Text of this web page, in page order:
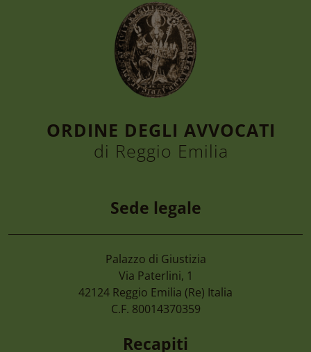
7 Agosto 2026
Camera Di Commercio Emilia –
Di Imprese Non Più Operative
ORDINE DEGLI AVVOCATI
di Reggio Emilia
Sede legale
Palazzo di Giustizia
Via Paterlini, 1
42124 Reggio Emilia (Re) Italia
C.F. 80014370359
Recapiti